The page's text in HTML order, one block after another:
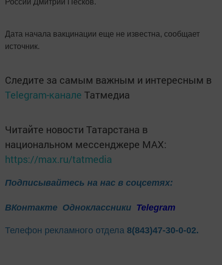
России Дмитрий Песков.
Дата начала вакцинации еще не известна, сообщает
источник.
Следите за самым важным и интересным в
Telegram-канале Татмедиа
Читайте новости Татарстана в
национальном мессенджере MАХ:
https://max.ru/tatmedia
Подписывайтесь на нас в соцсетях:
ВКонтакте Одноклассники Telegram
Телефон рекламного отдела 8(843)47-30-0-02.